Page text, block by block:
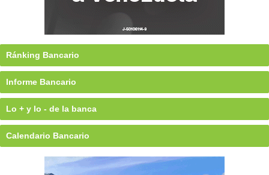
Ránking Bancario
Informe Bancario
Lo + y lo - de la banca
Calendario Bancario